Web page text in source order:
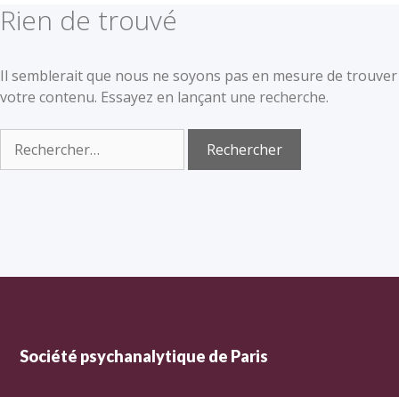
Rien de trouvé
Il semblerait que nous ne soyons pas en mesure de trouver
votre contenu. Essayez en lançant une recherche.
Société psychanalytique de Paris